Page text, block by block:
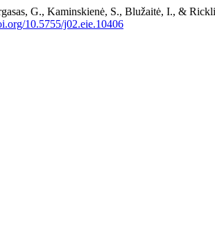
G., Kaminskienė, S., Blužaitė, I., &
10.5755/j02.eie.10406